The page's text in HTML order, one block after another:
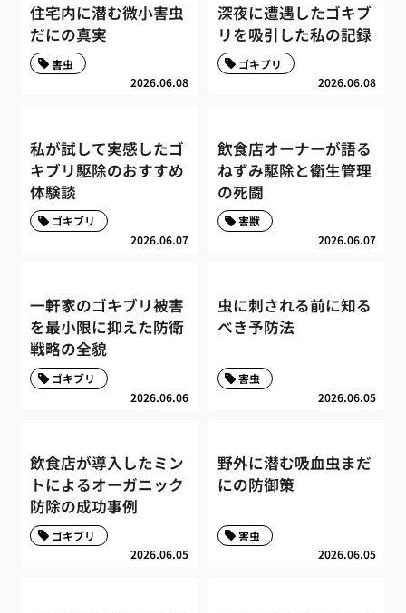
住宅内に潜む微小害虫
だにの真実
2026.06.08
害虫
深夜に遭遇したゴキブ
リを吸引した私の記録
2026.06.08
ゴキブリ
私が試して実感したゴ
キブリ駆除のおすすめ
体験談
2026.06.07
ゴキブリ
飲食店オーナーが語る
ねずみ駆除と衛生管理
の死闘
2026.06.07
害獣
一軒家のゴキブリ被害
を最小限に抑えた防衛
戦略の全貌
2026.06.06
ゴキブリ
虫に刺される前に知る
べき予防法
2026.06.05
害虫
飲食店が導入したミン
トによるオーガニック
防除の成功事例
2026.06.05
ゴキブリ
野外に潜む吸血虫まだ
にの防御策
2026.06.05
害虫